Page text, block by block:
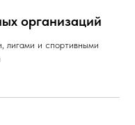
организаций
лигами и спортивными